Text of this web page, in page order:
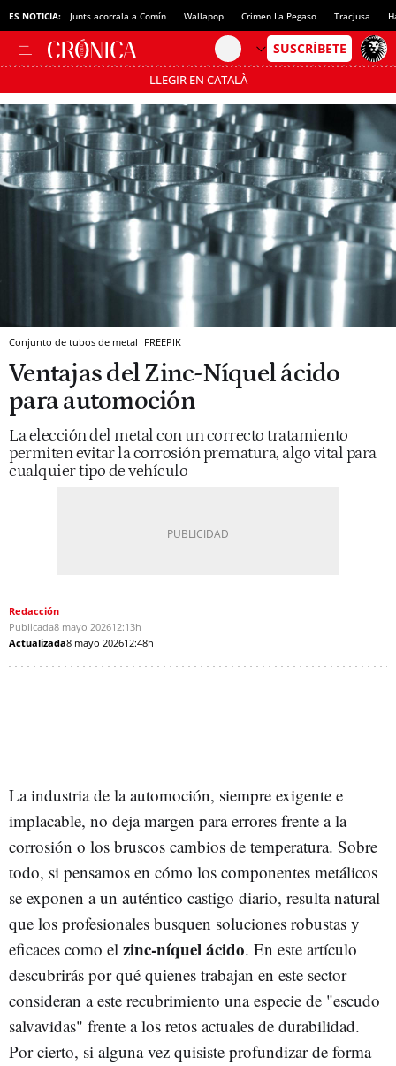
ES NOTICIA: Junts acorrala a Comín Wallapop Crimen La Pegaso Tracjusa
LLEGIR EN CATALÀ
Pásate al MODO AHORRO
Conjunto de tubos de metal FREEPIK
Ventajas del Zinc-Níquel ácido
para automoción
La elección del metal con un correcto tratamiento
permiten evitar la corrosión prematura, algo vital para
cualquier tipo de vehículo
Redacción
Publicada8 mayo 202612:13h
Actualizada8 mayo 202612:48h
La industria de la automoción, siempre exigente e
implacable, no deja margen para errores frente a la
corrosión o los bruscos cambios de temperatura. Sobre
todo, si pensamos en cómo los componentes metálicos
se exponen a un auténtico castigo diario, resulta natural
que los profesionales busquen soluciones robustas y
eficaces como el zinc-níquel ácido. En este artículo
descubrirás por qué quienes trabajan en este sector
consideran a este recubrimiento una especie de "escudo
salvavidas" frente a los retos actuales de durabilidad.
Por cierto, si alguna vez quisiste profundizar de forma